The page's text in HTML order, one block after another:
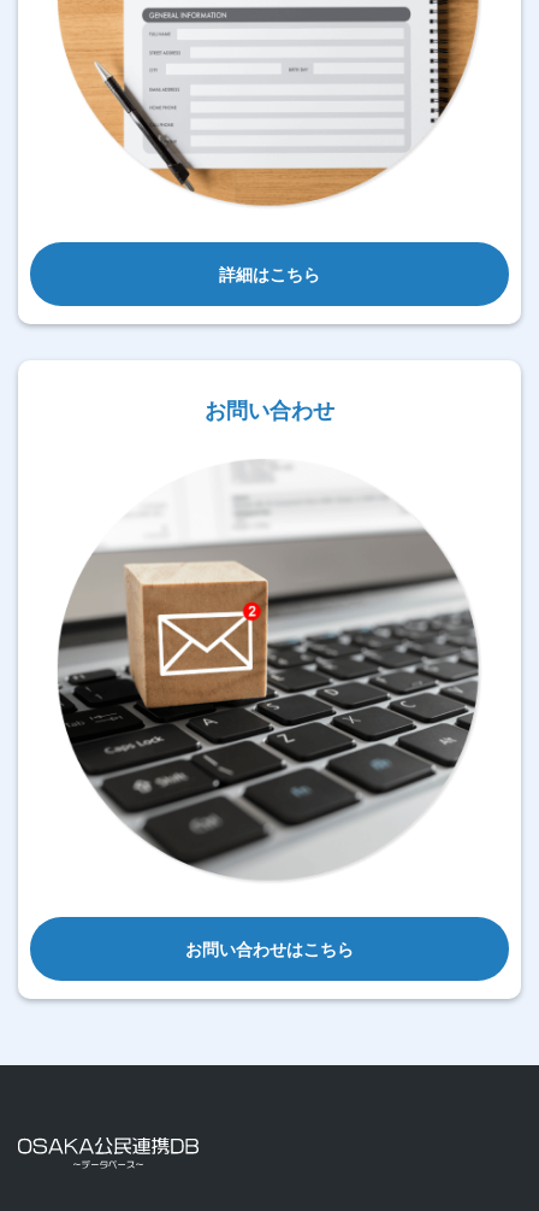
詳細はこちら
お問い合わせ
お問い合わせはこちら